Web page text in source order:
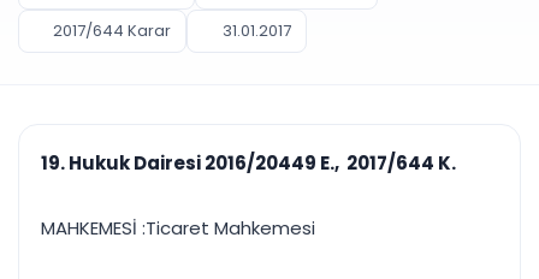
PLANLAMA & TAKİP
Pano ve Takip
Duruşma ve görev
takvimi
Bildirim
AKILLI & FİNANS
takibi
2017/644 Karar
31.01.2017
19. Hukuk Dairesi 2016/20449 E., 2017/644 K.
MAHKEMESİ :Ticaret Mahkemesi